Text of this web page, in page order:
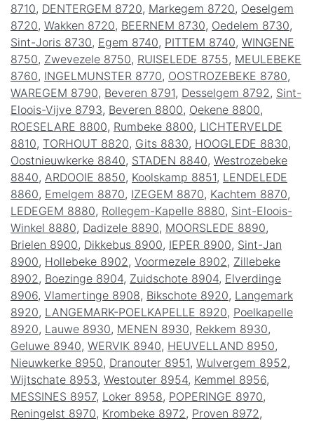
8710, DENTERGEM 8720, Markegem 8720, Oeselgem
8720, Wakken 8720, BEERNEM 8730, Oedelem 8730,
Sint-Joris 8730, Egem 8740, PITTEM 8740, WINGENE
8750, Zwevezele 8750, RUISELEDE 8755, MEULEBEKE
8760, INGELMUNSTER 8770, OOSTROZEBEKE 8780,
WAREGEM 8790, Beveren 8791, Desselgem 8792 , Sint-
Eloois-Vijve 8793, Beveren 8800, Oekene 8800,
ROESELARE 8800, Rumbeke 8800, LICHTERVELDE
8810, TORHOUT 8820, Gits 8830, HOOGLEDE 8830,
Oostnieuwkerke 8840, STADEN 8840, Westrozebeke
8840, ARDOOIE 8850, Koolskamp 8851, LENDELEDE
8860, Emelgem 8870, IZEGEM 8870, Kachtem 8870,
LEDEGEM 8880, Rollegem-Kapelle 8880, Sint-Eloois-
Winkel 8880, Dadizele 8890, MOORSLEDE 8890,
Brielen 8900, Dikkebus 8900, IEPER 8900, Sint-Jan
8900, Hollebeke 8902 , Voormezele 8902 , Zillebeke
8902 , Boezinge 8904, Zuidschote 8904, Elverdinge
8906, Vlamertinge 8908, Bikschote 8920, Langemark
8920, LANGEMARK-POELKAPELLE 8920, Poelkapelle
8920, Lauwe 8930, MENEN 8930, Rekkem 8930,
Geluwe 8940, WERVIK 8940, HEUVELLAND 8950,
Nieuwkerke 8950, Dranouter 8951, Wulvergem 8952 ,
Wijtschate 8953, Westouter 8954, Kemmel 8956,
MESSINES 8957, Loker 8958, POPERINGE 8970,
Reningelst 8970, Krombeke 8972 , Proven 8972 ,